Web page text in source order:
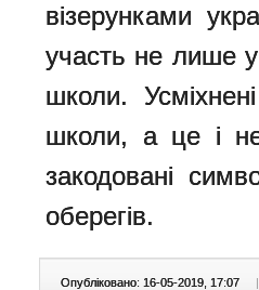
візерунками
участь не лише
школи.
школи, а це і
закодовані
оберегів.
Опубліковано: 16-05-2019, 17:07 |